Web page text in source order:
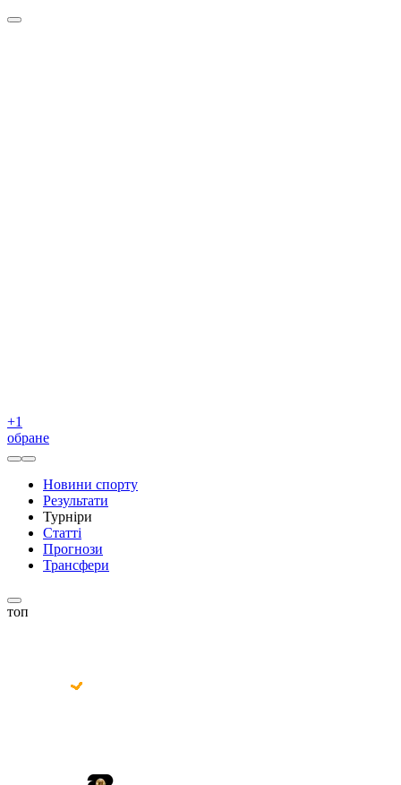
+1
обране
Новини спорту
Результати
Турніри
Статті
Прогнози
Трансфери
топ